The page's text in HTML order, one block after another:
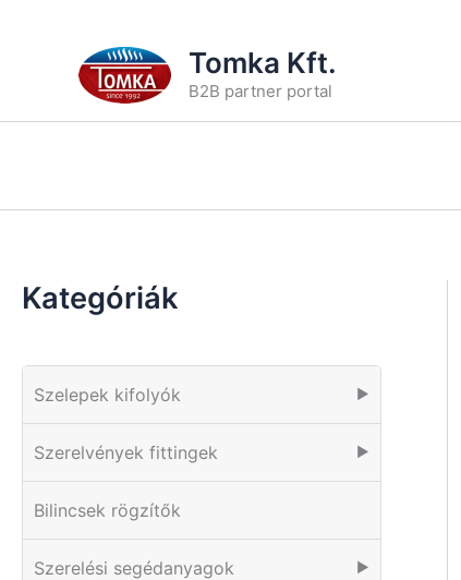
Tomka Kft.
B2B partner portal
Kategóriák
Szelepek kifolyók ▶
Szerelvények fittingek ▶
Bilincsek rögzítők
Szerelési segédanyagok ▶